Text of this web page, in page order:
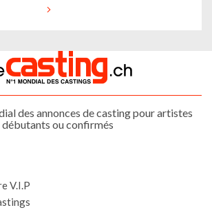
des annonces de casting pour artistes
débutants ou confirmés
V.I.P